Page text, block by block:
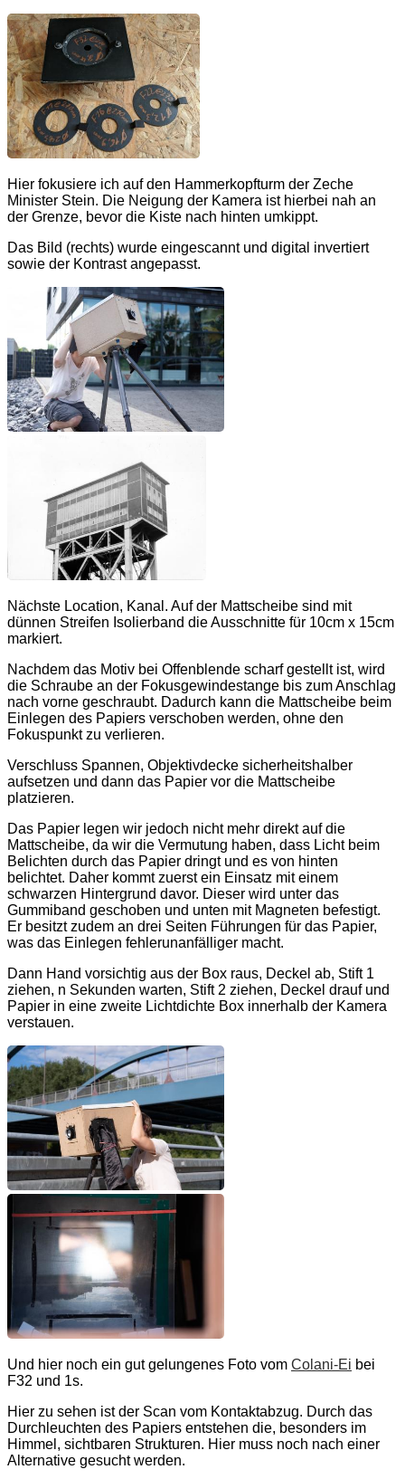
Hier fokusiere ich auf den Hammerkopfturm der Zeche
Minister Stein. Die Neigung der Kamera ist hierbei nah an
der Grenze, bevor die Kiste nach hinten umkippt.
Das Bild (rechts) wurde eingescannt und digital invertiert
sowie der Kontrast angepasst.
Nächste Location, Kanal. Auf der Mattscheibe sind mit
dünnen Streifen Isolierband die Ausschnitte für 10cm x 15cm
markiert.
Nachdem das Motiv bei Offenblende scharf gestellt ist, wird
die Schraube an der Fokusgewindestange bis zum Anschlag
nach vorne geschraubt. Dadurch kann die Mattscheibe beim
Einlegen des Papiers verschoben werden, ohne den
Fokuspunkt zu verlieren.
Verschluss Spannen, Objektivdecke sicherheitshalber
aufsetzen und dann das Papier vor die Mattscheibe
platzieren.
Das Papier legen wir jedoch nicht mehr direkt auf die
Mattscheibe, da wir die Vermutung haben, dass Licht beim
Belichten durch das Papier dringt und es von hinten
belichtet. Daher kommt zuerst ein Einsatz mit einem
schwarzen Hintergrund davor. Dieser wird unter das
Gummiband geschoben und unten mit Magneten befestigt.
Er besitzt zudem an drei Seiten Führungen für das Papier,
was das Einlegen fehlerunanfälliger macht.
Dann Hand vorsichtig aus der Box raus, Deckel ab, Stift 1
ziehen, n Sekunden warten, Stift 2 ziehen, Deckel drauf und
Papier in eine zweite Lichtdichte Box innerhalb der Kamera
verstauen.
Und hier noch ein gut gelungenes Foto vom Colani-Ei bei
F32 und 1s.
Hier zu sehen ist der Scan vom Kontaktabzug. Durch das
Durchleuchten des Papiers entstehen die, besonders im
Himmel, sichtbaren Strukturen. Hier muss noch nach einer
Alternative gesucht werden.